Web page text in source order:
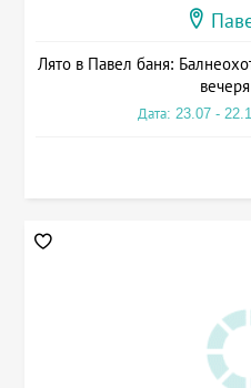
Лято в Павел баня:
Дата: 23.07 -